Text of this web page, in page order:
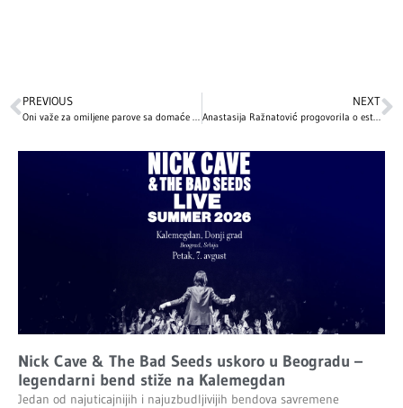
PREVIOUS NEXT
Anastasija Ražnatović progovorila o estetskim korekcijama: Otkrivanje lične transformacije
Nick Cave & The Bad Seeds uskoro u Beogradu –
legendarni bend stiže na Kalemegdan
Jedan od najuticajnijih i najuzbudljivijih bendova savremene